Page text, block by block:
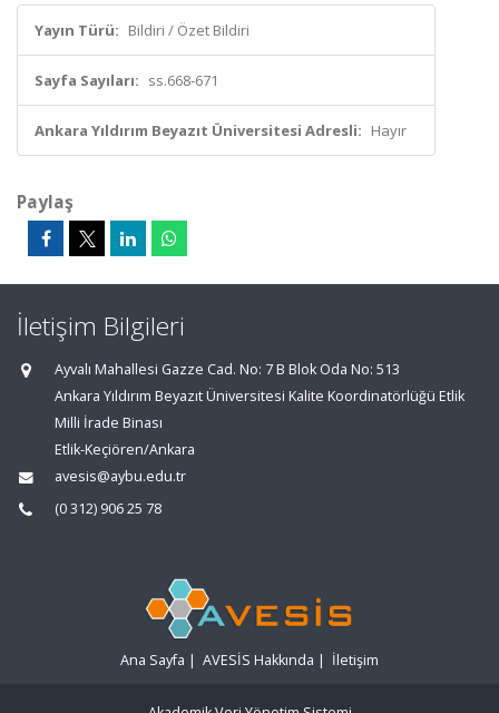
Yayın Türü: Bildiri / Özet Bildiri
Sayfa Sayıları: ss.668-671
Ankara Yıldırım Beyazıt Üniversitesi Adresli: Hayır
Paylaş
İletişim Bilgileri
Ayvalı Mahallesi Gazze Cad. No: 7 B Blok Oda No: 513
Ankara Yıldırım Beyazıt Üniversitesi Kalite Koordinatörlüğü Etlik
Milli İrade Binası
Etlik-Keçiören/Ankara
avesis@aybu.edu.tr
(0 312) 906 25 78
Ana Sayfa | AVESİS Hakkında | İletişim